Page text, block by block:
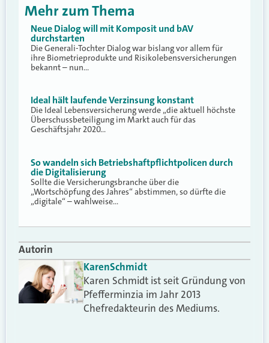
Mehr zum Thema
Neue Dialog will mit Komposit und bAV
durchstarten
Die Generali-Tochter Dialog war bislang vor allem für
ihre Biometrieprodukte und Risikolebensversicherungen
bekannt – nun…
Ideal hält laufende Verzinsung konstant
Die Ideal Lebensversicherung werde „die aktuell höchste
Überschussbeteiligung im Markt auch für das
Geschäftsjahr 2020…
So wandeln sich Betriebshaftpflichtpolicen durch
die Digitalisierung
Sollte die Versicherungsbranche über die
„Wortschöpfung des Jahres“ abstimmen, so dürfte die
„digitale“ – wahlweise…
Autorin
KarenSchmidt
Karen Schmidt ist seit Gründung von
Pfefferminzia im Jahr 2013
Chefredakteurin des Mediums.